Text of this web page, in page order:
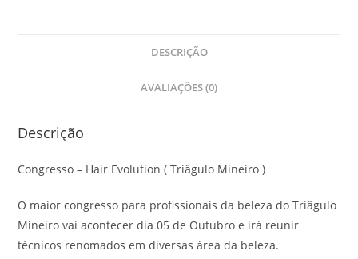
DESCRIÇÃO
AVALIAÇÕES (0)
Descrição
Congresso – Hair Evolution ( Triâgulo Mineiro )
O maior congresso para profissionais da beleza do Triâgulo
Mineiro vai acontecer dia 05 de Outubro e irá reunir
técnicos renomados em diversas área da beleza.